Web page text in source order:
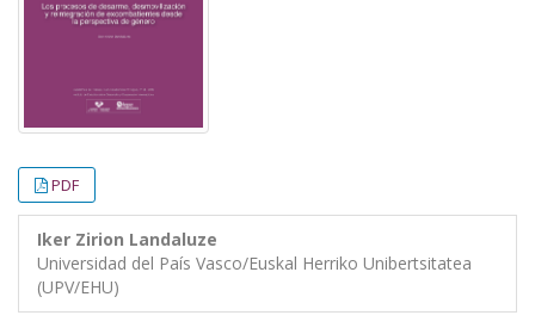
PDF
Iker Zirion Landaluze
Universidad del País Vasco/Euskal Herriko Unibertsitatea
(UPV/EHU)